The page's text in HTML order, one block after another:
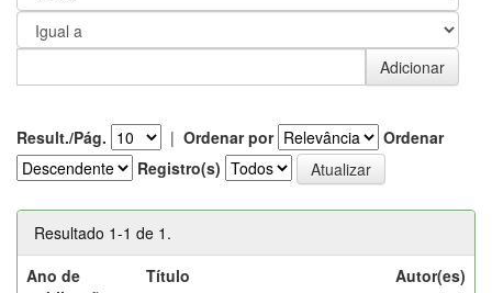
Result./Pág. | Ordenar por
Ordenar
Registro(s)
Resultado 1-1 de 1.
Ano de
Título Autor(es)